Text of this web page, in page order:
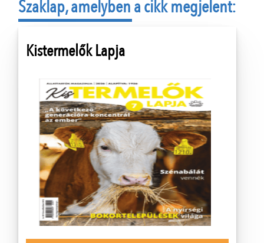
Szaklap, amelyben a cikk megjelent:
Kistermelők Lapja